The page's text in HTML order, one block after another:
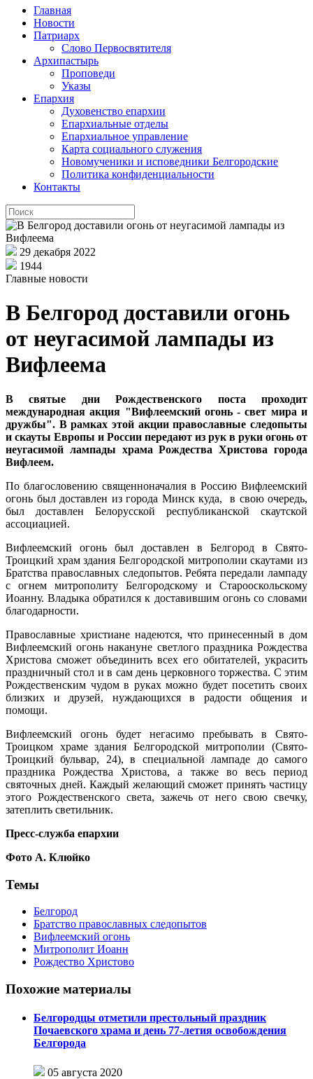
Главная
Новости
Патриарх
Слово Первосвятителя
Архипастырь
Проповеди
Указы
Епархия
Духовенство епархии
Епархиальные отделы
Епархиальное управление
Карта социального служения
Новомученики и исповедники Белгородские
Политика конфиденциальности
Контакты
29 декабря 2022
1944
Главные новости
В Белгород доставили огонь
от неугасимой лампады из
Вифлеема
В святые дни Рождественского поста проходит
международная акция "Вифлеемский огонь - свет мира и
дружбы". В рамках этой акции православные следопыты
и скауты Европы и России передают из рук в руки огонь от
неугасимой лампады храма Рождества Христова города
Вифлеем.
По благословению священноначалия в Россию Вифлеемский
огонь был доставлен из города Минск куда, в свою очередь,
был доставлен Белорусской республиканской скаутской
ассоциацией.
Вифлеемский огонь был доставлен в Белгород в Свято-
Троицкий храм здания Белгородской митрополии скаутами из
Братства православных следопытов. Ребята передали лампаду
с огнем митрополиту Белгородскому и Старооскольскому
Иоанну. Владыкаобратился к доставившим огонь со словами
благодарности.
Православные христиане надеются, что принесенный в дом
Вифлеемский огонь накануне светлого праздника Рождества
Христова сможет объединить всех его обитателей, украсить
праздничный стол и в сам день церковного торжества. С этим
Рождественским чудом в руках можно будет посетить своих
близких и друзей, нуждающихся в радости общения и
помощи.
Вифлеемский огонь будет негасимо пребывать в Свято-
Троицком храме здания Белгородской митрополии (Свято-
Троицкий бульвар, 24), в специальной лампаде до самого
праздника Рождества Христова, а также во весь период
святочных дней. Каждый желающий сможет принять частицу
этого Рождественского света, зажечь от него свою свечку,
затеплить светильник.
Пресс-служба епархии
Фото А. Клюйко
Темы
Белгород
Братство православных следопытов
Вифлеемский огонь
Митрополит Иоанн
Рождество Христово
Похожие материалы
Белгородцы отметили престольный праздник
Почаевского храма и день 77-летия освобождения
Белгорода
05 августа 2020